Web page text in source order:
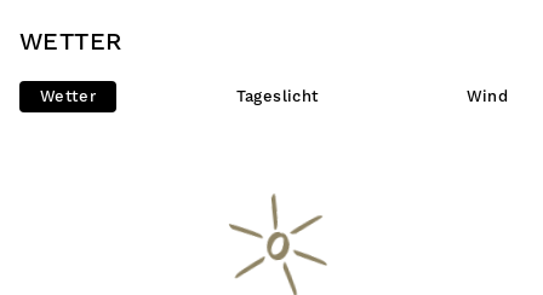
WETTER
Wetter Tageslicht Wind